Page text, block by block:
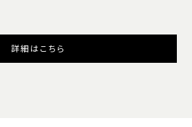
詳細はこちら